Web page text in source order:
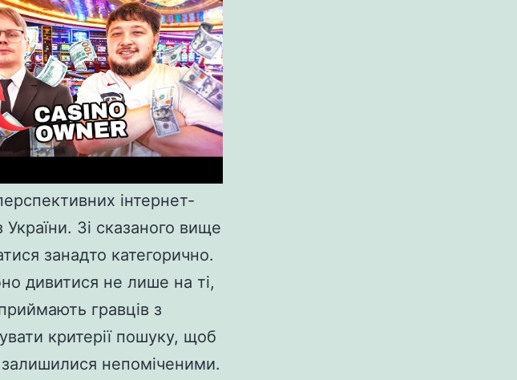
інтернет-
Зі сказаного вище
занадто категорично.
дивитися не лише на ті,
гравців з
критерії пошуку, щоб
непоміченими.